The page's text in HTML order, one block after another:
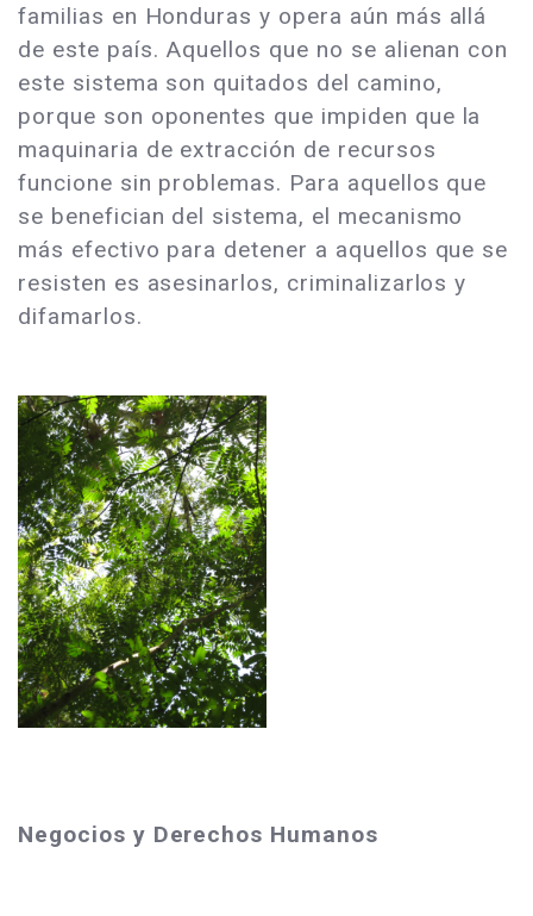
familias en Honduras y opera aún más allá
de este país. Aquellos que no se alienan con
este sistema son quitados del camino,
porque son oponentes que impiden que la
maquinaria de extracción de recursos
funcione sin problemas. Para aquellos que
se benefician del sistema, el mecanismo
más efectivo para detener a aquellos que se
resisten es asesinarlos, criminalizarlos y
difamarlos.
Negocios y Derechos Humanos